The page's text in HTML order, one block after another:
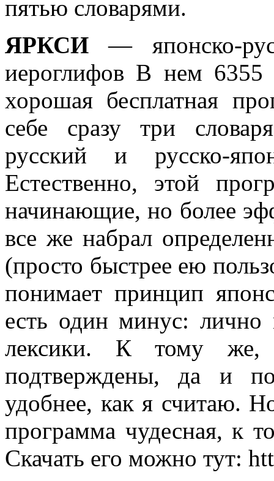
пятью словарями.
ЯРКСИ— японско-
иероглифов В нем 6355
хорошая бесплатная
себе сразу три
русский и русско-
Естественно, этой
начинающие, но более
все же набрал
(просто быстрее ею
понимает принцип
есть один минус: лично
лексики. К тому же,
подтверждены, да и
удобнее, как я считаю.
программа чудесная, к
Скачать его можно тут: